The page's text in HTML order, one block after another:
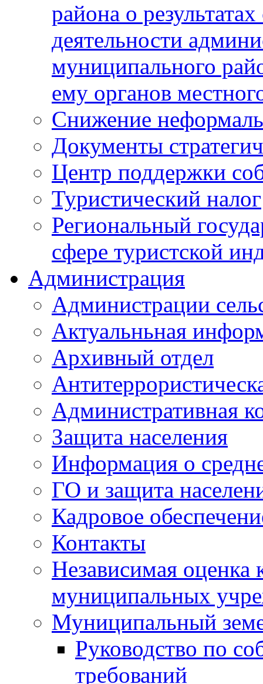
района о
деятельности
муниципального
ему органов
Снижение
Документы
Центр поддержки
Туристический налог
Региональный
сфере туристской
Администрация
Администрации
Актуальньная
Архивный отдел
Административная
Защита населения
Информация о
ГО и защита
Кадровое
Контакты
Независимая оценка
муниципальных
Муниципальный
Руководство по
требований